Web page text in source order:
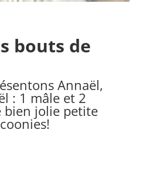
bouts de
Annaël,
: 1 mâle et 2
bien jolie petite